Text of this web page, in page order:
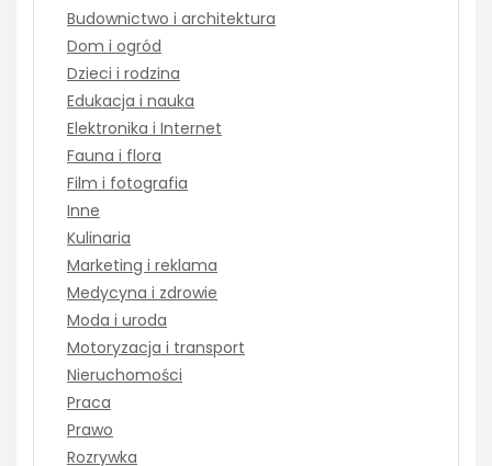
Budownictwo i architektura
Dom i ogród
Dzieci i rodzina
Edukacja i nauka
Elektronika i Internet
Fauna i flora
Film i fotografia
Inne
Kulinaria
Marketing i reklama
Medycyna i zdrowie
Moda i uroda
Motoryzacja i transport
Nieruchomości
Praca
Prawo
Rozrywka